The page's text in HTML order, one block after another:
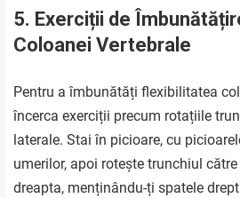
5. Exerciții de
Coloanei Vertebrale
Pentru a îmbunătăți flexibilitatea
încerca exerciții precum rotațiile
laterale. Stai în picioare, cu
umerilor, apoi rotește trunchiul
dreapta, menținându-ți spatele